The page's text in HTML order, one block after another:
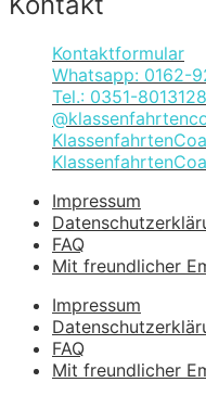
Kontaktformular
Whatsapp: 0162-
Tel.: 0351-8013128
Impressum
FAQ
Mit freundlicher
Impressum
FAQ
Mit freundlicher